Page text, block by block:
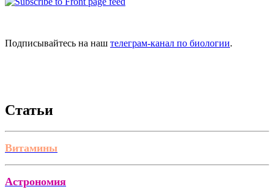
Подписывайтесь на наш телеграм-канал по биологии.
Статьи
Витамины
Астрономия